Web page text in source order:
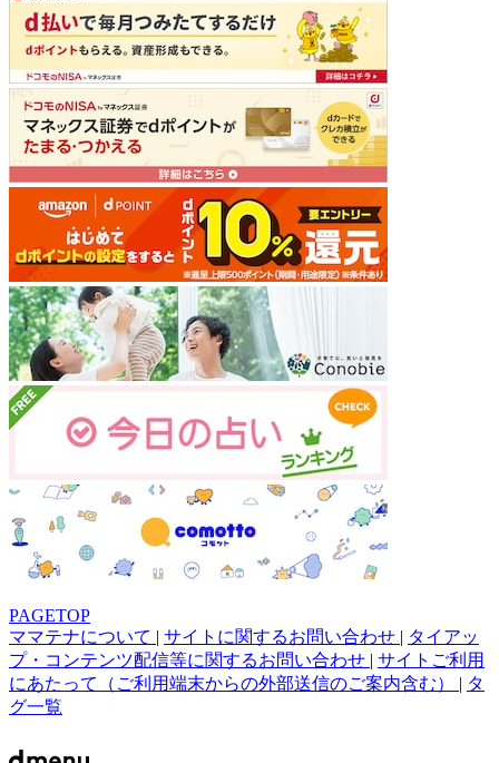
PAGETOP
ママテナについて | サイトに関するお問い合わせ | タイアッ
プ・コンテンツ配信等に関するお問い合わせ | サイトご利用
にあたって（ご利用端末からの外部送信のご案内含む） | タ
グ一覧